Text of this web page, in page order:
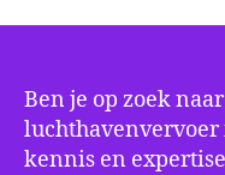
Ben je op zoek
luchthavenvervoer
kennis en